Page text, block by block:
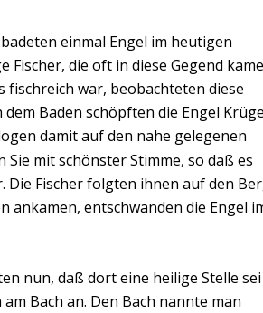
einmal Engel im heutigen
Fischer, die oft in diese Gegend
fischreich war, beobachteten diese
dem Baden schöpften die Engel
damit auf den nahe gelegenen
Sie mit schönster Stimme, so daß es
Die Fischer folgten ihnen auf den
ankamen, entschwanden die Engel
nun, daß dort eine heilige Stelle
Bach an. Den Bach nannte man